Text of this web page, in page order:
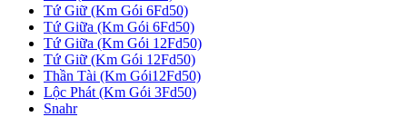
Tứ Giữ (Km Gói 6Fd50)
Tứ Giữa (Km Gói 6Fd50)
Tứ Giữa (Km Gói 12Fd50)
Tứ Giữ (Km Gói 12Fd50)
Thần Tài (Km Gói12Fd50)
Lộc Phát (Km Gói 3Fd50)
Snahr